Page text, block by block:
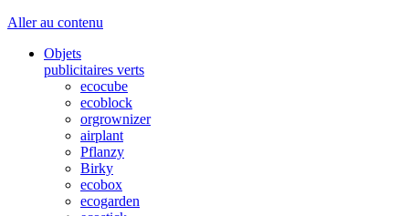
Aller au contenu
Objets
publicitaires verts
ecocube
ecoblock
orgrownizer
airplant
Pflanzy
Birky
ecobox
ecogarden